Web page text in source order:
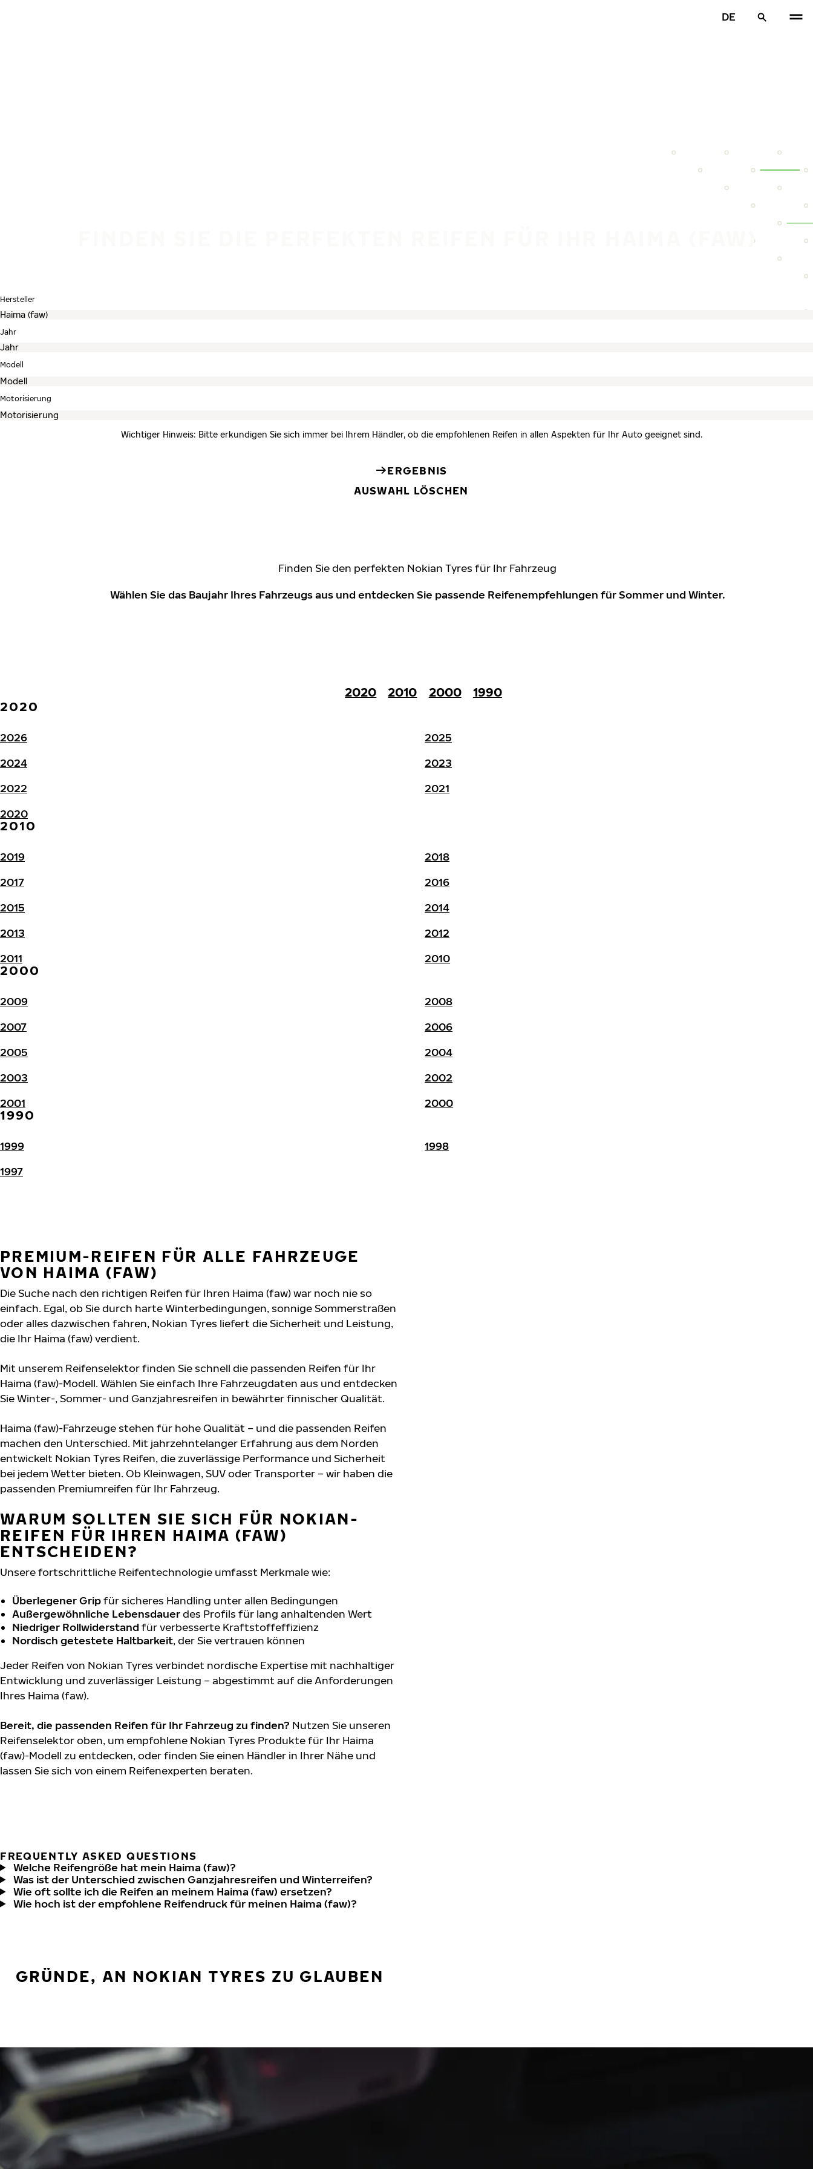
DE
FINDEN SIE DIE PERFEKTEN REIFEN FÜR IHR HAIMA (FAW)
Hersteller
Jahr
Modell
Motorisierung
Wichtiger Hinweis: Bitte erkundigen Sie sich immer bei Ihrem Händler, ob die empfohlenen Reifen in allen Aspekten für Ihr Auto geeignet sind.
ERGEBNIS
AUSWAHL LÖSCHEN
Finden Sie den perfekten Nokian Tyres für Ihr Fahrzeug
Wählen Sie das Baujahr Ihres Fahrzeugs aus und entdecken Sie passende Reifenempfehlungen für Sommer und Winter.
2020 2010 2000
1990
2020
2026
2025
2024
2023
2022
2021
2020
2010
2019
2018
2017
2016
2015
2014
2013
2012
2011
2010
2000
2009
2008
2007
2006
2005
2004
2003
2002
2001
2000
1990
1999
1998
1997
PREMIUM-REIFEN FÜR ALLE FAHRZEUGE
VON HAIMA (FAW)
Die Suche nach den richtigen Reifen für Ihren Haima (faw) war noch nie so
einfach. Egal, ob Sie durch harte Winterbedingungen, sonnige Sommerstraßen
oder alles dazwischen fahren, Nokian Tyres liefert die Sicherheit und Leistung,
die Ihr Haima (faw) verdient.
Mit unserem Reifenselektor finden Sie schnell die passenden Reifen für Ihr
Haima (faw)-Modell. Wählen Sie einfach Ihre Fahrzeugdaten aus und entdecken
Sie Winter-, Sommer- und Ganzjahresreifen in bewährter finnischer Qualität.
Haima (faw)-Fahrzeuge stehen für hohe Qualität – und die passenden Reifen
machen den Unterschied. Mit jahrzehntelanger Erfahrung aus dem Norden
entwickelt Nokian Tyres Reifen, die zuverlässige Performance und Sicherheit
bei jedem Wetter bieten. Ob Kleinwagen, SUV oder Transporter – wir haben die
passenden Premiumreifen für Ihr Fahrzeug.
WARUM SOLLTEN SIE SICH FÜR NOKIAN-
REIFEN FÜR IHREN HAIMA (FAW)
ENTSCHEIDEN?
Unsere fortschrittliche Reifentechnologie umfasst Merkmale wie:
Überlegener Gripfür sicheres Handling unter allen Bedingungen
Außergewöhnliche Lebensdauerdes Profils für lang anhaltenden Wert
Niedriger Rollwiderstand für verbesserte Kraftstoffeffizienz
Nordisch getestete Haltbarkeit, der Sie vertrauen können
Jeder Reifen von Nokian Tyres verbindet nordische Expertise mit nachhaltiger
Entwicklung und zuverlässiger Leistung – abgestimmt auf die Anforderungen
Ihres Haima (faw).
Bereit, die passenden Reifen für Ihr Fahrzeug zu finden? Nutzen Sie unseren
Reifenselektor oben, um empfohlene Nokian Tyres Produkte für Ihr Haima
(faw)-Modell zu entdecken, oder finden Sie einen Händler in Ihrer Nähe und
lassen Sie sich von einem Reifenexperten beraten.
FREQUENTLY ASKED QUESTIONS
Welche Reifengröße hat mein Haima (faw)?
Was ist der Unterschied zwischen Ganzjahresreifen und Winterreifen?
Wie oft sollte ich die Reifen an meinem Haima (faw) ersetzen?
Wie hoch ist der empfohlene Reifendruck für meinen Haima (faw)?
GRÜNDE, AN NOKIAN TYRES ZU GLAUBEN